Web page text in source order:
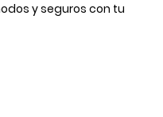
y seguros con tu